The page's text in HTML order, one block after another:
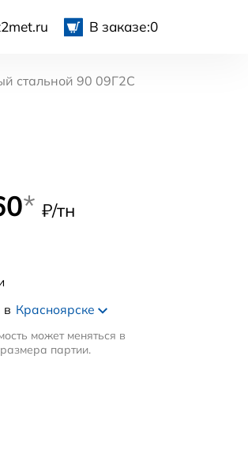
В заказе:0
стальной 90 09Г2С
* ₽/тн
в Красноярске
может меняться в
партии.